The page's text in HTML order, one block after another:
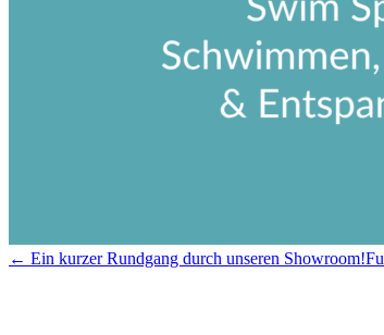
← Ein kurzer Rundgang durch unseren Showroom!